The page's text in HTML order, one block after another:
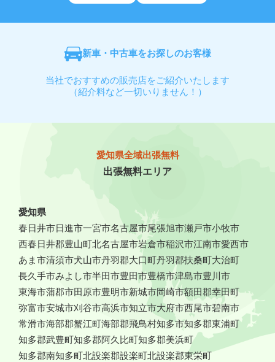
新車・中古車をお探しのお客様
当社でおすすめの販売店をご紹介いたします
（紹介料など一切いりません！）
愛知県全域出張無料
出張無料エリア
愛知県
春日井市日進市一宮市名古屋市尾張旭市瀬戸市小牧市
西春日井郡豊山町北名古屋市岩倉市稲沢市江南市愛西市
あま市清須市犬山市丹羽郡大口町丹羽郡扶桑町大治町
長久手市みよし市半田市豊田市豊橋市津島市豊川市
東海市蒲郡市田原市豊明市新城市岡崎市額田郡幸田町
弥富市安城市刈谷市高浜市知立市大府市西尾市碧南市
常滑市海部郡蟹江町海部郡飛鳥村知多市知多郡東浦町
知多郡武豊町知多郡阿久比町知多郡美浜町
知多郡南知多町北設楽郡設楽町北設楽郡東栄町